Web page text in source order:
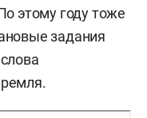
этому году тоже
задания